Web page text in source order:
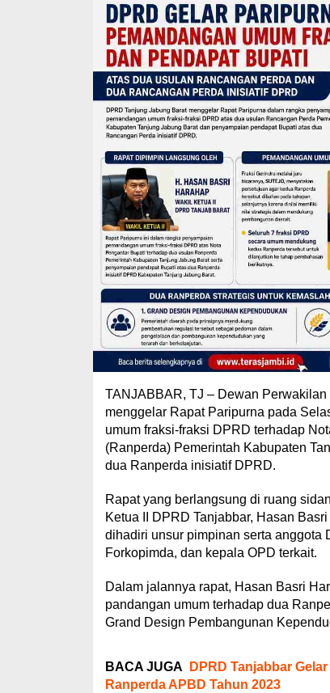
TANJABBAR, TJ – Dewan
menggelar Rapat Paripurna pada
umum fraksi-fraksi DPRD terhadap
(Ranperda) Pemerintah Kabupaten
dua Ranperda inisiatif DPRD.
Rapat yang berlangsung di ruang
Ketua II DPRD Tanjabbar, Hasan
dihadiri unsur pimpinan serta anggota
Forkopimda, dan kepala OPD terkait.
Dalam jalannya rapat, Hasan Basri
pandangan umum terhadap dua
Grand Design Pembangunan
BACA JUGA
DPRD Tanjabbar
Ranperda APBD Tahun 2023